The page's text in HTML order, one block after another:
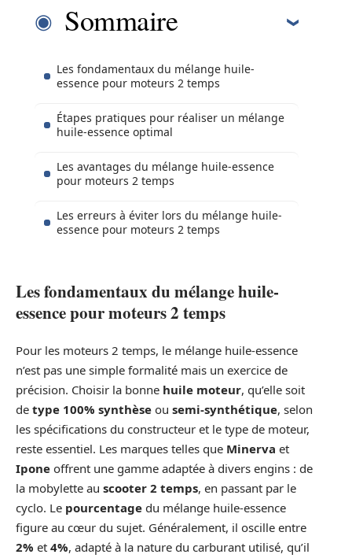
Sommaire
Les fondamentaux du mélange huile-
essence pour moteurs 2 temps
Étapes pratiques pour réaliser un mélange
huile-essence optimal
Les avantages du mélange huile-essence
pour moteurs 2 temps
Les erreurs à éviter lors du mélange huile-
essence pour moteurs 2 temps
Les fondamentaux du mélange huile-
essence pour moteurs 2 temps
Pour les moteurs 2 temps, le mélange huile-essence
n’est pas une simple formalité mais un exercice de
précision. Choisir la bonne huile moteur, qu’elle soit
de type 100% synthèse ou semi-synthétique, selon
les spécifications du constructeur et le type de moteur,
reste essentiel. Les marques telles que Minerva et
Ipone offrent une gamme adaptée à divers engins : de
la mobylette au scooter 2 temps, en passant par le
cyclo. Le pourcentage du mélange huile-essence
figure au cœur du sujet. Généralement, il oscille entre
2% et 4%, adapté à la nature du carburant utilisé, qu’il